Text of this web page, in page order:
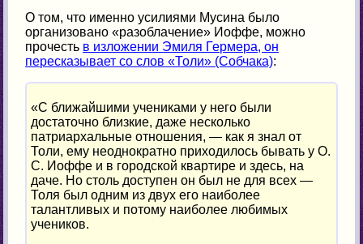
О том, что именно усилиями Мусина было
организовано «разоблачение» Иоффе, можно
прочесть в изложении Эмиля Гермера, он
пересказывает со слов «Толи» (Собчака):
«С ближайшими учениками у него были
достаточно близкие, даже несколько
патриархальные отношения, — как я знал от
Толи, ему неоднократно приходилось бывать у О.
С. Иоффе и в городской квартире и здесь, на
даче. Но столь доступен он был не для всех —
Толя был одним из двух его наиболее
талантливых и потому наиболее любимых
учеников.